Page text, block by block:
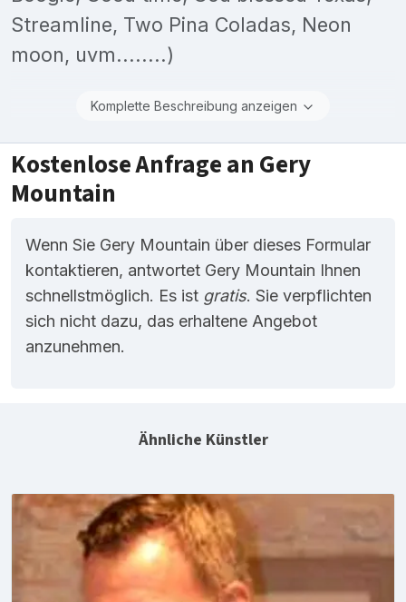
Streamline, Two Pina Coladas, Neon
moon, uvm........)
Komplette Beschreibung anzeigen
Kostenlose Anfrage an Gery
Mountain
Wenn Sie Gery Mountain über dieses Formular
kontaktieren, antwortet Gery Mountain Ihnen
schnellstmöglich. Es ist gratis. Sie verpflichten
sich nicht dazu, das erhaltene Angebot
anzunehmen.
Ähnliche Künstler